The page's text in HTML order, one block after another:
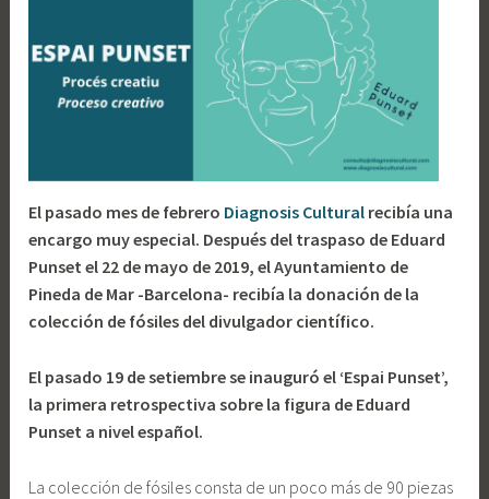
El pasado mes de febrero Diagnosis Cultural recibía una
encargo muy especial. Después del traspaso de Eduard
Punset el 22 de mayo de 2019, el Ayuntamiento de
Pineda de Mar -Barcelona- recibía la donación de la
colección de fósiles del divulgador científico.
El pasado 19 de setiembre se inauguró el ‘Espai Punset’,
la primera retrospectiva sobre la figura de Eduard
Punset a nivel español.
La colección de fósiles consta de un poco más de 90 piezas